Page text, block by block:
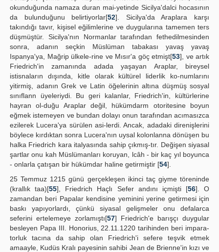
okunduğunda namaza duran mai-yetinde Sicilya'dalci hocasının
da bulunduğunu belirtiyorlar[52]. Sicilya'da Araplara karşı
takındığı tavır, kişisel eğilimlerine ve duygularına tamemen ters
düşmüştür. Sicilya'nın Normanlar tarafından fethedilmesinden
sonra, adanın seçkin Müslüman tabakası yavaş yavaş
Ispanya'ya, Mağrip ülkele-rine ve Mısır'a göç etmişt[53], ve artık
Friedrich'in zamanında adada yaşayan Araplar, bireysel
istisnaların dışında, kitle olarak kültürel liderlik ko-numlarını
yitirmiş, adanın Grek ve Latin öğelerinin altına düşmüş sosyal
sınıflann üyeleriydi. Bu geri kalanlar, Friedrich'in, kültürlerine
hayran ol-duğu Araplar değil, hükümdarm otoritesine boyun
eğmek istemeyen ve bundan dolayı onun tarafından acımasızca
ezilerek Lucera'ya sürülen asi-lerdi. Ancak, adadaki direnişlerini
böylece kırdıktan sonra Lucera'nın uysal kolonlanna dönüşen bu
halka Friedrich kara italyasında sahip çıkmış-tır. Değişen siyasal
şartlar onu kah Müslümanları koruyan, lcâh - bir kaç yıl boyunca
- onlarla çatışan bir hükümdar haline getirmiştir [54].
25 Temmuz 1215 günü gerçekleşen ikinci taç giyme töreninde
(krallık taa)[55], Friedrich Haçlı Sefer andını içmişti [56]. O
zamandan beri Papalar kendisine yeminini yerine getirmesi için
baskı yapıyorlardı, çünkü siyasal gelişmeler onu defalarca
seferini ertelemeye zorlamıştı[57] Friedrich'e barışçı duygular
besleyen Papa III. Honorius, 22.11.1220 tarihinden beri impara-
torluk tacına da sahip olan Friedrich'i sefere teşvik etmek
amaayle, Kudüs Kralı payesinin sahibi Jean de Brienne'in kızı ve